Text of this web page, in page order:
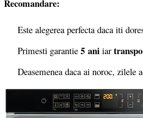
Recomandare:
Este alegerea perfecta daca iti
Primesti garantie 5 ani iar
Deasemenea daca ai noroc, zilele